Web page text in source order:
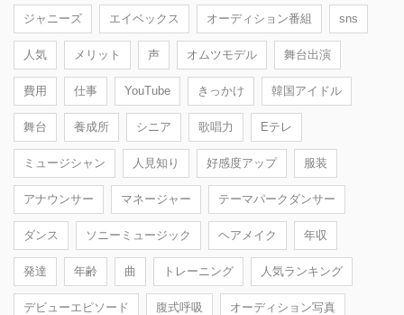
ジャニーズ エイベックス オーディション番組 sns
人気 メリット 声 オムツモデル 舞台出演
費用 仕事 YouTube きっかけ 韓国アイドル
舞台 養成所 シニア 歌唱力 Eテレ
ミュージシャン 人見知り 好感度アップ 服装
アナウンサー マネージャー テーマパークダンサー
ダンス ソニーミュージック ヘアメイク 年収
発達 年齢 曲 トレーニング 人気ランキング
デビューエピソード 腹式呼吸 オーディション写真